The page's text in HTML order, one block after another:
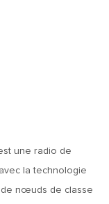
une radio de
la technologie
de nœuds de classe